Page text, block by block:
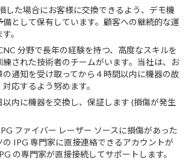
した場合にお客様に交換できるよう、デモ機
備として保有しています。顧客への継続的な運
。
分野で長年の経験を持つ、高度なスキルを
練された技術者のチームがいます。当社は、お
通知を受け取ってから 4 時間以内に機器の故
応するよう努めます。
以内に機器を交換し、保証します (損傷が発生
ファイバー レーザー ソースに損傷があった
の IPG 専門家に直接連絡できるアカウントが
の専門家が直接接続してサポートします。